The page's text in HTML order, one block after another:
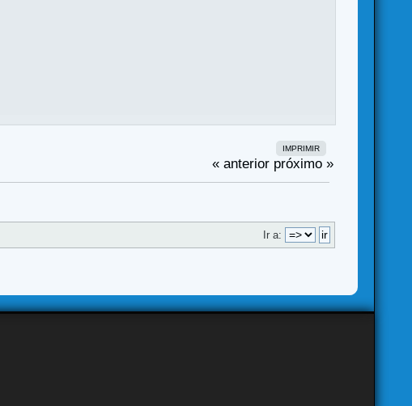
IMPRIMIR
« anterior próximo »
Ir a: